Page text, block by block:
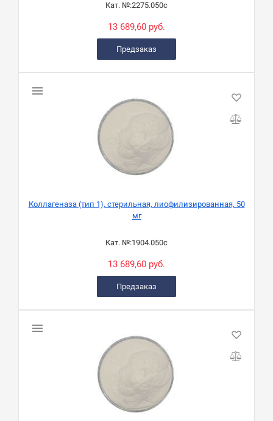
Кат. №:2275.050с
13 689,60 руб.
Предзаказ
Коллагеназа (тип 1), стерильная, лиофилизированная, 50
мг
Кат. №:1904.050с
13 689,60 руб.
Предзаказ